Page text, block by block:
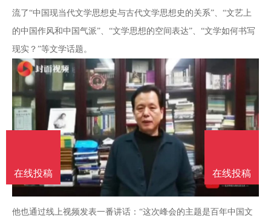
指
南
箱
投
稿
在
线
投
联
系
们
流了“中国现当代文学思想史与古代文学思想史的关系”、“文艺上
的中国作风和中国气派”、“文学思想的空间表达”、“文学如何书写
现实？”等文学话题。
他也通过线上视频发表一番讲话：“这次峰会的主题是百年中国文
在线投稿
在线投稿